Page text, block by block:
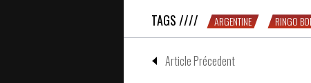
TAGS //// ARGENTINE RINGO
Article Précedent